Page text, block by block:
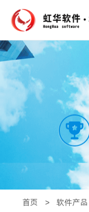
首页 > 软件产品